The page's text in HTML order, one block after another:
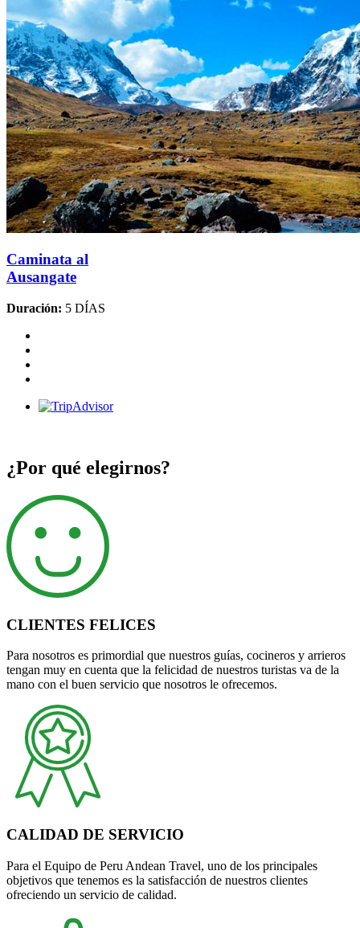
Caminata al
Ausangate
Duración: 5 DÍAS
¿Por qué elegirnos?
CLIENTES FELICES
Para nosotros es primordial que nuestros guías, cocineros y arrieros
tengan muy en cuenta que la felicidad de nuestros turistas va de la
mano con el buen servicio que nosotros le ofrecemos.
CALIDAD DE SERVICIO
Para el Equipo de Peru Andean Travel, uno de los principales
objetivos que tenemos es la satisfacción de nuestros clientes
ofreciendo un servicio de calidad.